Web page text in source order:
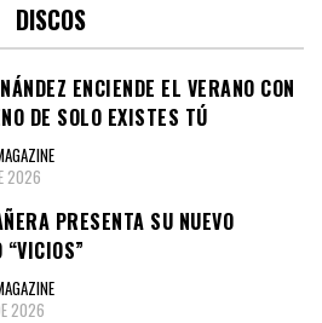
DISCOS
ENCIENDE EL VERANO CON
DE SOLO EXISTES TÚ
2026
PRESENTA SU NUEVO
“VICIOS”
2026